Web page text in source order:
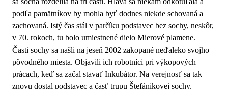
podľa pamätníkov by mohla byť dodnes niekde schovaná a
zachovaná. Istý čas stál v parčíku podstavec bez sochy, neskôr,
v 70. rokoch, tu bolo umiestnené dielo Mierové plamene.
Časti sochy sa našli na jeseň 2002 zakopané neďaleko svojho
pôvodného miesta. Objavili ich robotníci pri výkopových
prácach, keď sa začal stavať Inkubátor. Na verejnosť sa tak
znovu dostal podstavec a časť trupu Štefánikovej sochy.